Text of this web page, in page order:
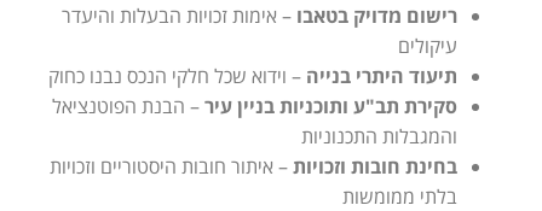
רישום מדויק בטאבו – אימות זכויות הבעלות והיעדר
עיקולים
תיעוד היתרי בנייה – וידוא שכל חלקי הנכס נבנו כחוק
סקירת תב"ע ותוכניות בניין עיר– הבנת הפוטנציאל
והמגבלות התכנוניות
בחינת חובות וזכויות– איתור חובות היסטוריים וזכויות
בלתי ממומשות